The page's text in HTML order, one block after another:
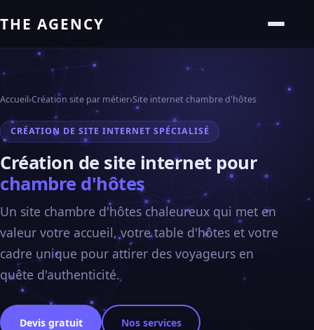
THE AGENCY
Accueil›Création site par métier›Site internet chambre d'hôtes
CRÉATION DE SITE INTERNET SPÉCIALISÉ
Création de site internet pour
chambre d'hôtes
Un site chambre d'hôtes chaleureux qui met en
valeur votre accueil, votre table d'hôtes et votre
cadre unique pour attirer des voyageurs en
quête d'authenticité.
Devis gratuit Nos services